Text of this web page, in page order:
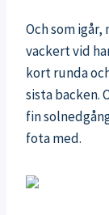
Och som
vackert vid
kort runda
sista backen.
fin
fota med.